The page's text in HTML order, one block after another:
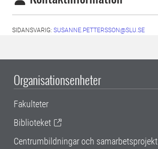
SIDANSVARIG: SUSANNE.PETTERSSON@SLU.SE
Organisationsenheter
Fakulteter
Biblioteket
Centrumbildningar och samarbetsprojekt